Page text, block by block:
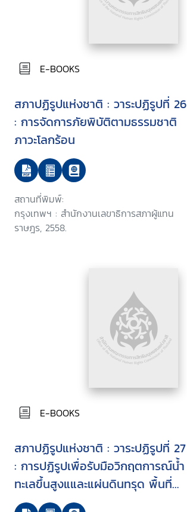
E-BOOKS
สภาปฏิรูปแห่งชาติ : วาระปฏิรูปที่ 26
: การจัดการภัยพิบัติตามธรรมชาติ
ภาวะโลกร้อน
สถานที่พิมพ์:
กรุงเทพฯ : สำนักงานเลขาธิการสภาผู้แทน
ราษฎร, 2558.
E-BOOKS
สภาปฏิรูปแห่งชาติ : วาระปฏิรูปที่ 27
: การปฏิรูปเพื่อรับมือวิกฤตการณ์น้ำ
ทะเลขึ้นสูงแและแผ่นดินทรุด พื้นที่
กรุงเทพมหานครและปริมณฑล